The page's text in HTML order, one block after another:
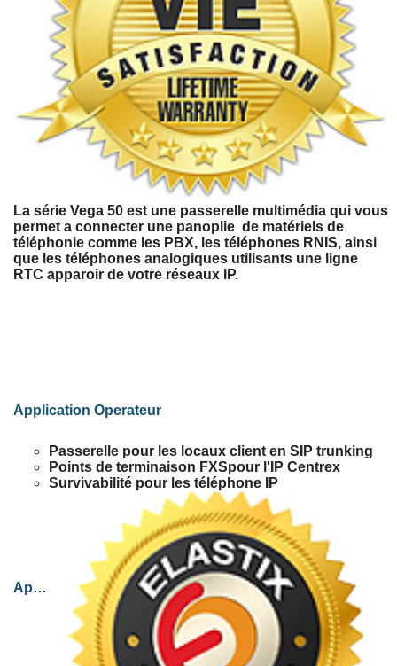
La série Vega 50 est une passerelle multimédia qui vous
permet a connecter une panoplie de matériels de
téléphonie comme les PBX, les téléphones RNIS, ainsi
que les téléphones analogiques utilisants une ligne
RTC apparoir de votre réseaux IP.
Application Operateur
Passerelle pour les locaux client en SIP trunking
Points de terminaison FXSpour l'IP Centrex
Survivabilité pour les téléphone IP
Applications Enterprise: